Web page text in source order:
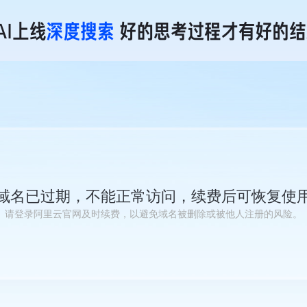
名已过期，不能正常访问，续费后可恢复使
请登录阿里云官网及时续费，以避免域名被删除或被他人注册的风险。